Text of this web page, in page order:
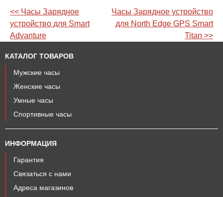
<< Часы Зарядное
устройство для Smart
Advanture
Часы Зарядное устройство
для North Edge GPS Smart
Titan >>
КАТАЛОГ ТОВАРОВ
Мужские часы
Женские часы
Умные часы
Спортивные часы
ИНФОРМАЦИЯ
Гарантия
Связаться с нами
Адреса магазинов